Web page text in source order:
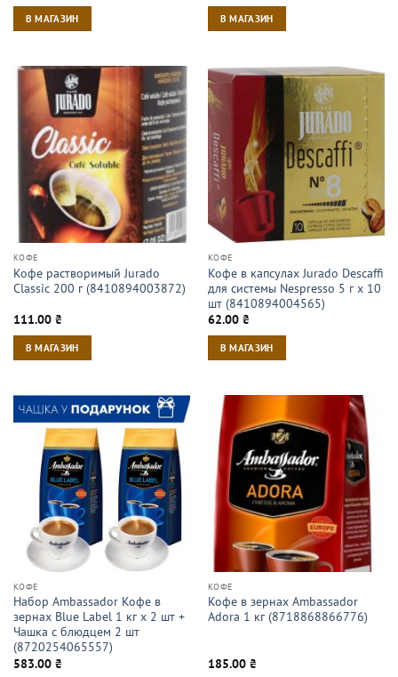
В МАГАЗИН В МАГАЗИН
КОФЕ
Кофе растворимый Jurado
Classic 200 г (8410894003872)
111.00 ₴
В МАГАЗИН
КОФЕ
Кофе в капсулах Jurado Descaffi
для системы Nespresso 5 г х 10
шт (8410894004565)
62.00 ₴
В МАГАЗИН
КОФЕ
Набор Ambassador Кофе в
зернах Blue Label 1 кг х 2 шт +
Чашка с блюдцем 2 шт
(8720254065557)
583.00 ₴
КОФЕ
Кофе в зернах Ambassador
Adora 1 кг (8718868866776)
185.00 ₴